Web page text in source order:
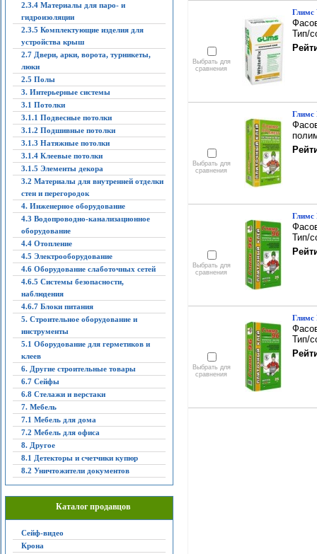
2.3.4 Материалы для паро- и
гидроизоляции
2.3.5 Комплектующие изделия для
устройства крыш
2.7 Двери, арки, ворота, турникеты,
люки
2.5 Полы
3. Интерьерные системы
3.1 Потолки
3.1.1 Подвесные потолки
3.1.2 Подшивные потолки
3.1.3 Натяжные потолки
3.1.4 Клеевые потолки
3.1.5 Элементы декора
3.2 Материалы для внутренней отделки
стен и перегородок
4. Инженерное оборудование
4.3 Водопроводно-канализационное
оборудование
4.4 Отопление
4.5 Электрооборудование
4.6 Оборудование слаботочных сетей
4.6.5 Системы безопасности,
наблюдения
4.6.7 Блоки питания
5. Строительное оборудование и
инструменты
5.1 Оборудование для герметиков и
клеев
6. Другие строительные товары
6.7 Сейфы
6.8 Стелажи и верстаки
7. Мебель
7.1 Мебель для дома
7.2 Мебель для офиса
8. Другое
8.1 Детекторы и счетчики купюр
8.2 Уничтожители документов
Каталог продавцов
Сейф-видео
Крона
Выбрать для
сравнения
Глимс
Тип/
Выбрать для
сравнения
Глимс
Выбрать для
сравнения
Глимс
Тип/
Выбрать для
сравнения
Глимс
Тип/